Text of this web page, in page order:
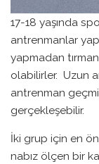
17-18 yaşında
antrenmanlar
yapmadan
olabilirler. Uzun
antrenman
gerçekleşebilir.
İki grup için en
nabız ölçen bir